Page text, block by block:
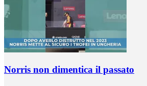
Norris non dimentica il passato